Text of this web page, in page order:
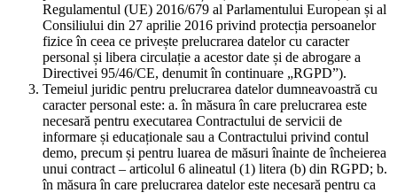
Regulamentul (UE) 2016/679 al Parlamentului European și al
Consiliului din 27 aprilie 2016 privind protecția persoanelor
fizice în ceea ce privește prelucrarea datelor cu caracter
personal și libera circulație a acestor date și de abrogare a
Directivei 95/46/CE, denumit în continuare „RGPD”).
Temeiul juridic pentru prelucrarea datelor dumneavoastră cu
caracter personal este: a. în măsura în care prelucrarea este
necesară pentru executarea Contractului de servicii de
informare și educaționale sau a Contractului privind contul
demo, precum și pentru luarea de măsuri înainte de încheierea
unui contract – articolul 6 alineatul (1) litera (b) din RGPD; b.
în măsura în care prelucrarea datelor este necesară pentru ca